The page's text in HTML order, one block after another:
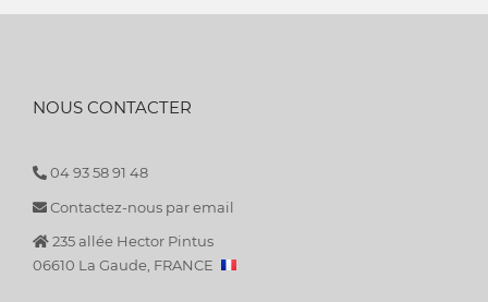
NOUS CONTACTER
04 93 58 91 48
Contactez-nous par email
235 allée Hector Pintus
06610 La Gaude, FRANCE